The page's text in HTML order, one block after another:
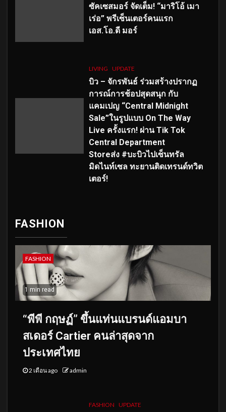
ซัคเซสมอร์ จัดเต็ม! “มาริโอ้ เมา
เร่อ” พรีเซ็นเตอร์คนแรก
เอส.โอ.ดี มอร์
LIVING UPDATE
บิว – จักรพันธ์ ร่วมสร้างปรากฏ
การณ์การช้อปสุดสนุก กับ
แคมเปญ “Central Midnight
Sale”ในรูปแบบ On The Way
Live ครั้งแรก! ผ่าน Tik Tok
Central Department
Storeส่ง #บะบิวไปเซ็นทรัล
มิดไนท์เซล ทะยานติดเทรนด์ทวิต
เตอร์!
FASHION
FASHION
1 min read
“พีพี กฤษฏ์” ขึ้นแท่นแบรนด์แอมบา
สเดอร์ Cartier คนล่าสุดจาก
ประเทศไทย
2 เดือน ago admin
FASHION UPDATE